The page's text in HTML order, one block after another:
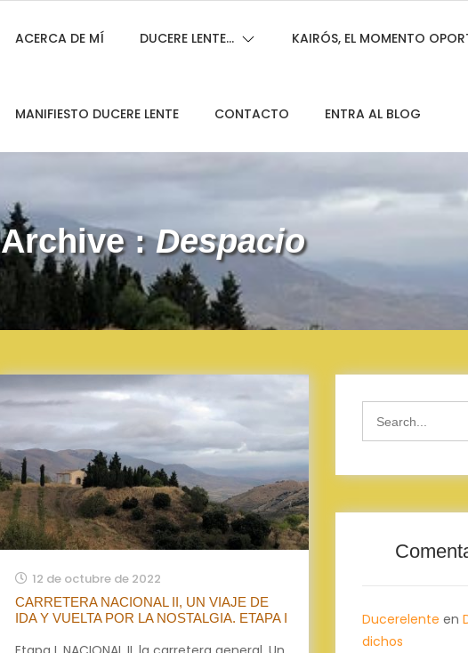
ACERCA DE MÍ DUCERE LENTE… KAIRÓS, EL MOMENTO
MANIFIESTO DUCERE LENTE CONTACTO ENTRA AL BLOG
Archive :Despacio
12 de octubre de 2022
CARRETERA NACIONAL II, UN VIAJE DE
IDA Y VUELTA POR LA NOSTALGIA. ETAPA I
Ducerelente en
dichos